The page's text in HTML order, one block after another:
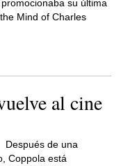
su última
Mind of Charles
al cine
Después de una
Coppola está